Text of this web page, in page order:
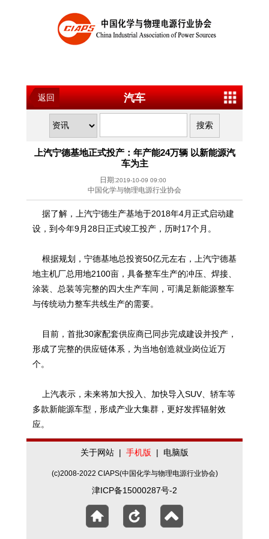
返回 汽车
上汽宁德基地正式投产：年产能24万辆 以新能源汽
车为主
日期:2019-10-09 09:00
中国化学与物理电源行业协会
据了解，上汽宁德生产基地于2018年4月正式启动建
设，到今年9月28日正式竣工投产，历时17个月。
根据规划，宁德基地总投资50亿元左右，上汽宁德基
地主机厂总用地2100亩，具备整车生产的冲压、焊接、
涂装、总装等完整的四大生产车间，可满足新能源整车
与传统动力整车共线生产的需要。
目前，首批30家配套供应商已同步完成建设并投产，
形成了完整的供应链体系，为当地创造就业岗位近万
个。
上汽表示，未来将加大投入、加快导入SUV、轿车等
多款新能源车型，形成产业大集群，更好发挥辐射效
应。
关于网站 | 手机版 | 电脑版
(c)2008-2022 CIAPS(中国化学与物理电源行业协会)
津ICP备15000287号-2